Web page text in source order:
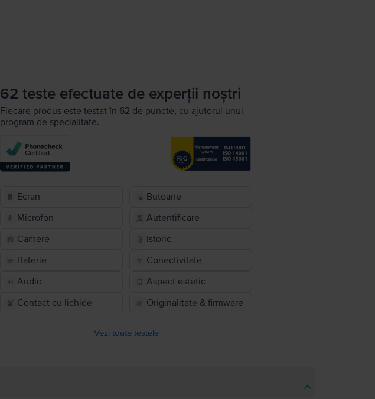
62 teste efectuate de experții noștri
Fiecare produs este testat în 62 de puncte, cu ajutorul unui
program de specialitate.
Ecran
Butoane
Microfon
Autentificare
Camere
Istoric
Baterie
Conectivitate
Audio
Aspect estetic
Contact cu lichide
Originalitate & firmware
Vezi toate testele